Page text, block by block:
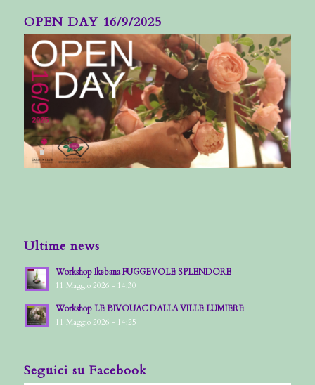
OPEN DAY 16/9/2025
Ultime news
Workshop Ikebana FUGGEVOLE SPLENDORE
11 Maggio 2026 - 14:30
Workshop LE BIVOUAC DALLA VILLE LUMIERE
11 Maggio 2026 - 14:25
Seguici su Facebook